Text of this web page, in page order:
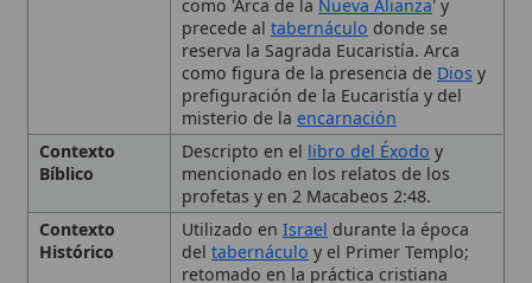
Descripto en ellibro del Éxodoy
mencionado en los relatos de los
profetas y en 2 Macabeos 2:48.
Utilizado enIsrael durante la época
del
tabernáculoy el Primer Templo;
retomado en la práctica cristiana
primitiva como arca eucarística.
Historia
Construida según especificaciones
divinas (dos codos y medio de largo,
un codo y medio de ancho y alto),
trasladada en campañas militares,
desaparecida tras la caída de